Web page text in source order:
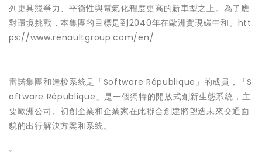
列更具競爭力、平衡性與電氣化程度更高的新車型之上。為了應
對環境挑戰，本集團的目標是到2040年在歐洲實現碳中和。htt
ps://www.renaultgroup.com/en/
雷諾集團和達梭系統是「Software République」的成員，「S
oftware République」是一個獨特的開放式創新生態系統，主
要歐洲公司、初創企業和企業家在此聯合創建將塑造未來交通面
貌的出行解決方案和系統。
。